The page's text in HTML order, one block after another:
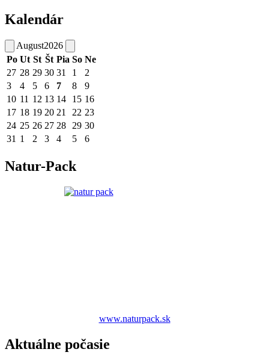
Kalendár
August2026
Po Ut St Št Pia So Ne
27 28 29 30 31 1
2
3
4 5 6 7 8
9
10 11 12 13 14 15 16
17 18 19 20 21 22 23
24 25 26 27 28 29 30
31 1 2 3 4 5 6
Natur-Pack
www.naturpack.sk
Aktuálne počasie